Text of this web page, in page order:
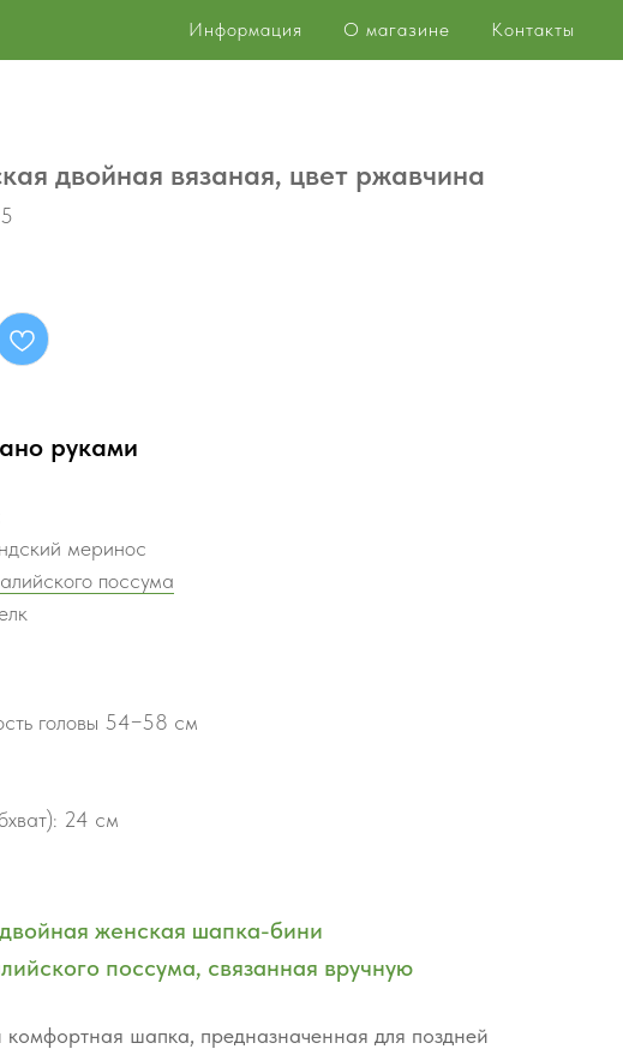
Информация О магазине Контакты
двойная вязаная, цвет ржавчина
руками
меринос
поссума
головы 54−58 см
24 см
женская шапка-бини
поссума, связанная вручную
комфортная шапка, предназначенная для поздней